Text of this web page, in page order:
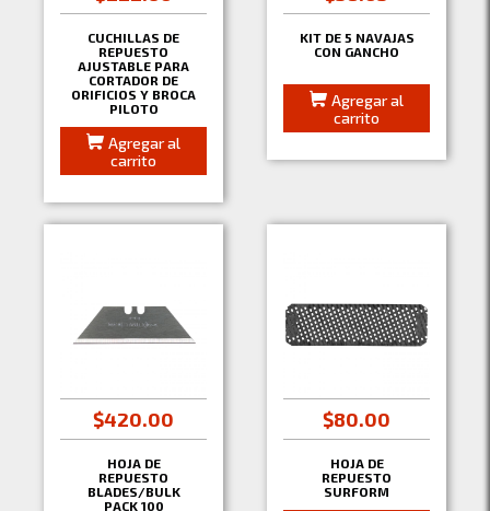
CUCHILLAS DE
REPUESTO
AJUSTABLE PARA
CORTADOR DE
ORIFICIOS Y BROCA
PILOTO
Agregar al
carrito
KIT DE 5 NAVAJAS
CON GANCHO
Agregar al
carrito
$420.00
HOJA DE
REPUESTO
BLADES/BULK
PACK 100
$80.00
HOJA DE
REPUESTO
SURFORM